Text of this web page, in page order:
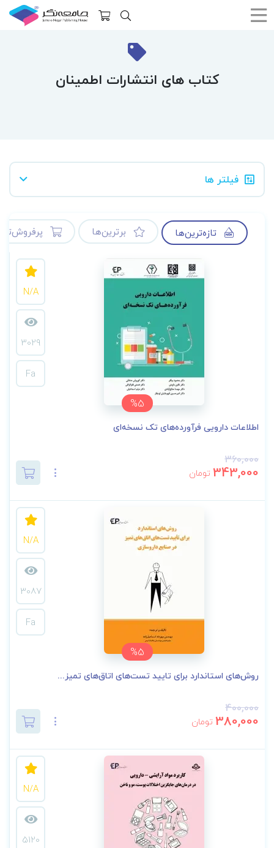
کتاب های انتشارات اطمینان
فیلتر ها
تازه‌ترین‌ها برترین‌ها
%5
N/A
3029
Fa
اطلاعات دارویی فرآورده‌های تک نسخه‌ای
360,000
343,000 تومان
%5
N/A
3087
Fa
روش‌های استاندارد برای تایید تست‌های اتاق‌های تمیز...
400,000
380,000 تومان
N/A
5120